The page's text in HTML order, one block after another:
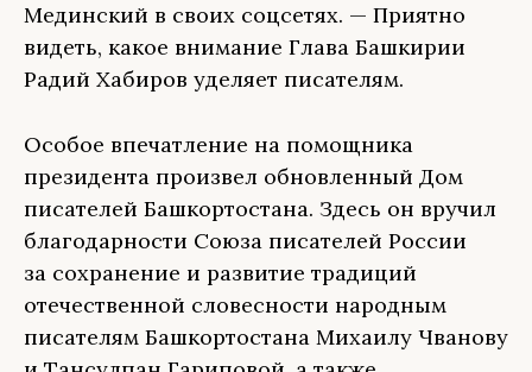
Мединский в своих соцсетях. — Приятно
видеть, какое внимание Глава Башкирии
Радий Хабиров уделяет писателям.
Особое впечатление на помощника
президента произвел обновленный Дом
писателей Башкортостана. Здесь он вручил
благодарности Союза писателей России
за сохранение и развитие традиций
отечественной словесности народным
писателям Башкортостана Михаилу Чванову